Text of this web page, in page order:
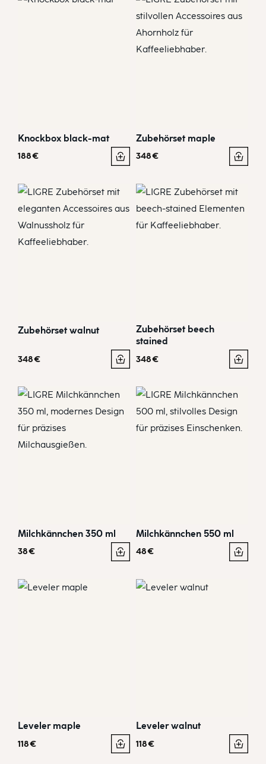
Knockbox black-mat
188€
Zubehörset maple
348€
Zubehörset walnut
348€
Zubehörset beech
stained
348€
Milchkännchen 350 ml
38€
Milchkännchen 550 ml
48€
Leveler maple
118€
Leveler walnut
118€